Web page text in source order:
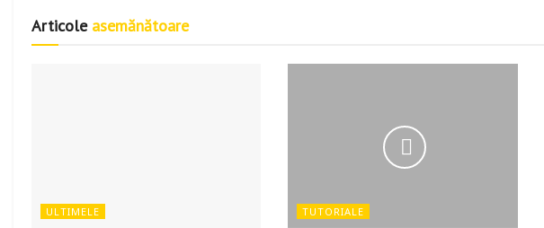
Articoleasemănătoare
ULTIMELE TUTORIALE